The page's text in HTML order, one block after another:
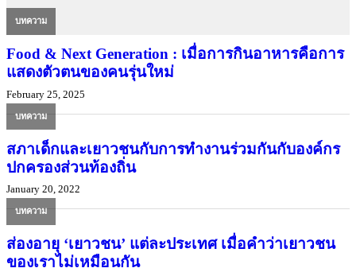
บทความ
Food & Next Generation : เมื่อการกินอาหารคือการ
แสดงตัวตนของคนรุ่นใหม่
February 25, 2025
บทความ
สภาเด็กและเยาวชนกับการทำงานร่วมกันกับองค์กร
ปกครองส่วนท้องถิ่น
January 20, 2022
บทความ
ส่องอายุ ‘เยาวชน’ แต่ละประเทศ เมื่อคำว่าเยาวชน
ของเราไม่เหมือนกัน